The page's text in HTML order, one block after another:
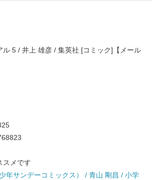
ル 5 / 井上 雄彦 / 集英社 [コミック]【メール
スメです
年サンデーコミックス） / 青山 剛昌 / 小学